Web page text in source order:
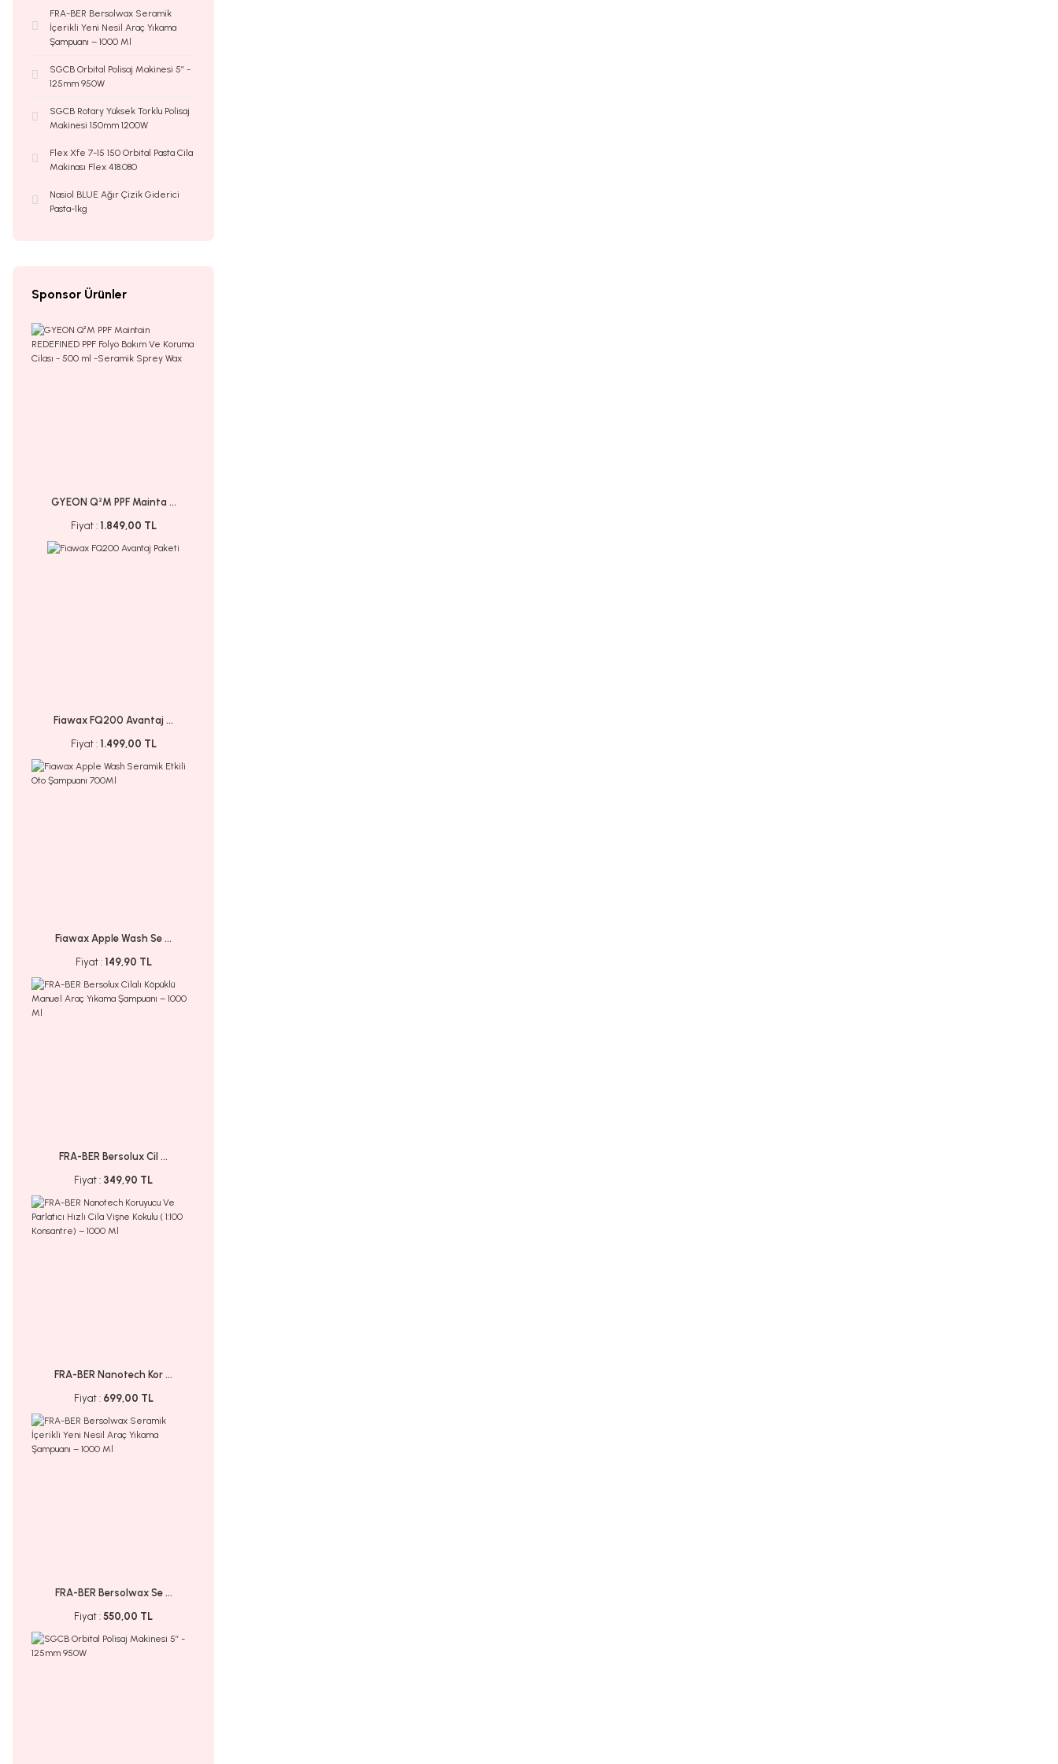
FRA-BER Bersolwax Seramik
İçerikli Yeni Nesil Araç Yıkama
Şampuanı – 1000 Ml
SGCB Orbital Polisaj Makinesi 5’’ -
125mm 950W
SGCB Rotary Yüksek Torklu Polisaj
Makinesi 150mm 1200W
Flex Xfe 7-15 150 Orbital Pasta Cila
Makinası Flex 418.080
Nasiol BLUE Ağır Çizik Giderici
Pasta-1kg
Sponsor Ürünler
GYEON Q²M PPF Mainta ...
Fiyat : 1.849,00 TL
Fiawax FQ200 Avantaj ...
Fiyat : 1.499,00 TL
Fiawax Apple Wash Se ...
Fiyat : 149,90 TL
FRA-BER Bersolux Cil ...
Fiyat : 349,90 TL
FRA-BER Nanotech Kor ...
Fiyat : 699,00 TL
FRA-BER Bersolwax Se ...
Fiyat : 550,00 TL